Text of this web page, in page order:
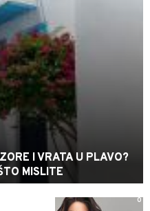
I VRATA U PLAVO?
MISLITE
0